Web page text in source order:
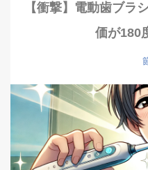
【衝撃】電動歯ブラ
価が180